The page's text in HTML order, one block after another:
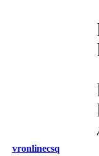
vronlinecsq